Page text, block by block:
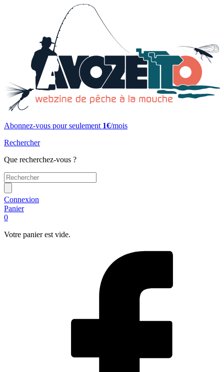
Abonnez-vous pour seulement 1€/mois
Rechercher
Que recherchez-vous ?
Connexion
Panier
0
Votre panier est vide.